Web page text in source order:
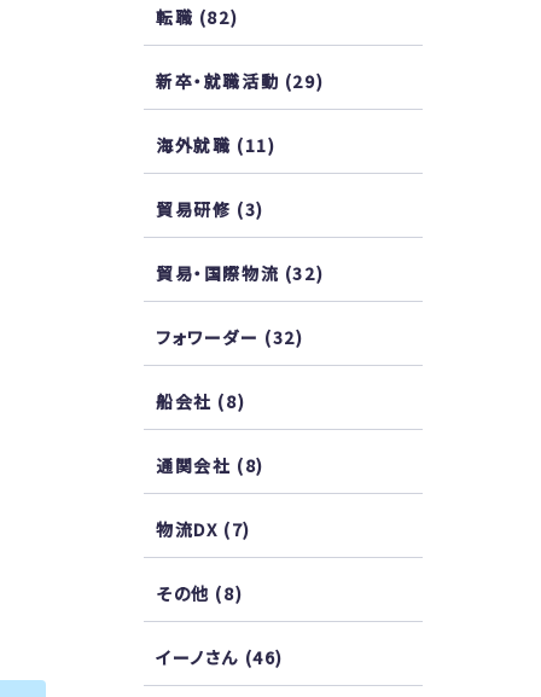
転職 (82)
新卒・就職活動 (29)
海外就職 (11)
貿易研修 (3)
貿易・国際物流 (32)
フォワーダー (32)
船会社 (8)
通関会社 (8)
物流DX (7)
その他 (8)
イーノさん (46)